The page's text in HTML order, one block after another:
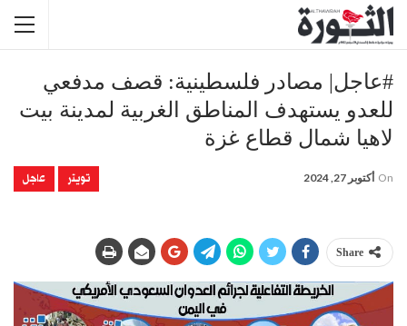
#عاجل| مصادر فلسطينية: قصف مدفعي
للعدو يستهدف المناطق الغربية لمدينة بيت
لاهيا شمال قطاع غزة
تويتر عاجل On أكتوبر 27, 2024
Share